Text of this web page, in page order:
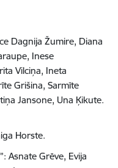
Dagnija Žumire, Diana
Inese
Vilciņa, Ineta
Grišina, Sarmīte
Jansone, Una Ķikute.
Horste.
Asnate Grēve, Evija